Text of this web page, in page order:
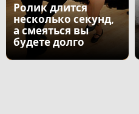
Ролик длится
несколько секунд,
а смеяться вы
будете долго